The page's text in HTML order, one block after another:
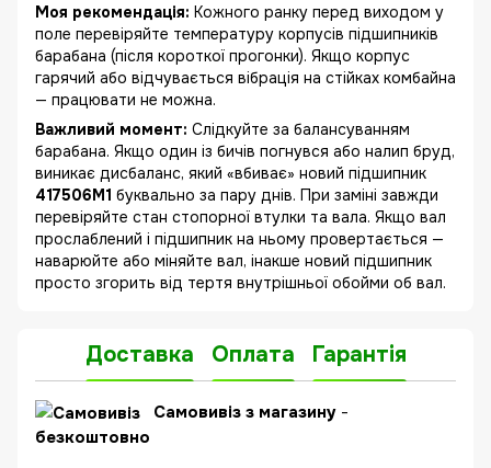
Моя рекомендація: Кожного ранку перед виходом у
поле перевіряйте температуру корпусів підшипників
барабана (після короткої прогонки). Якщо корпус
гарячий або відчувається вібрація на стійках комбайна
— працювати не можна.
Важливий момент: Слідкуйте за балансуванням
барабана. Якщо один із бичів погнувся або налип бруд,
виникає дисбаланс, який «вбиває» новий підшипник
417506M1 буквально за пару днів. При заміні завжди
перевіряйте стан стопорної втулки та вала. Якщо вал
прослаблений і підшипник на ньому провертається —
наварюйте або міняйте вал, інакше новий підшипник
просто згорить від тертя внутрішньої обойми об вал.
Доставка Оплата Гарантія
Самовивіз з магазину -
безкоштовно